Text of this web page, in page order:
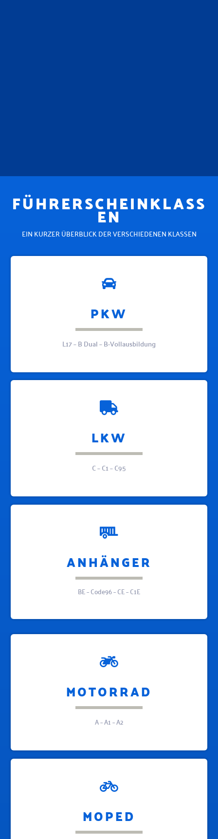
FÜHRERSCHEINKLASS
EN
EIN KURZER ÜBERBLICK DER VERSCHIEDENEN KLASSEN
PKW
L17 – B Dual – B-Vollausbildung
LKW
C – C1 – C95
ANHÄNGER
BE – Code96 – CE – C1E
MOTORRAD
A – A1 – A2
MOPED